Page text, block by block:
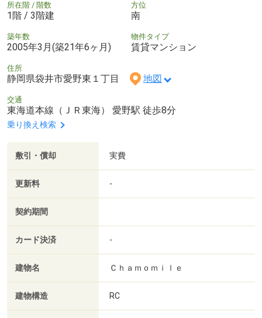
所在階 / 階数
1階 / 3階建
方位
南
築年数
2005年3月(築21年6ヶ月)
物件タイプ
賃貸マンション
住所
静岡県袋井市愛野東１丁目 地図
交通
東海道本線（ＪＲ東海） 愛野駅 徒歩8分
乗り換え検索
敷引・償却 実費
更新料 -
契約期間
カード決済 -
建物名 Ｃｈａｍｏｍｉｌｅ
建物構造 RC